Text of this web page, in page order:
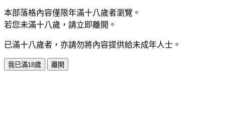
本部落格內容僅限年滿十八歲者瀏覽。
若您未滿十八歲，請立即離開。
已滿十八歲者，亦請勿將內容提供給未成年人士。
我已滿18歲 離開